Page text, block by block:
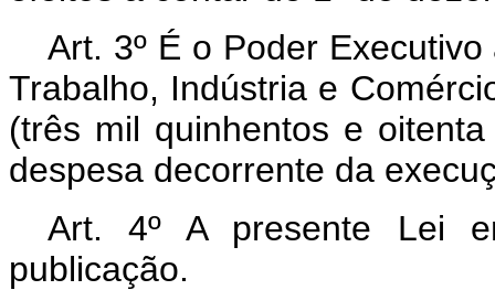
Art. 3º É o Poder
Trabalho, Indústria e
(três mil quinhentos e
despesa decorrente da
Art. 4º A presente Lei
publicação.